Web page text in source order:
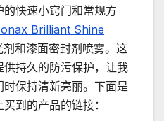
快速小窍门和常规方
Brilliant Shine
和漆面密封剂喷雾。这
持久的防污保护，让我
保持清新亮丽。下面是
到的产品的链接：